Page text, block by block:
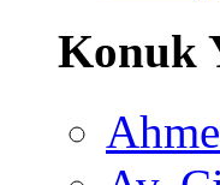
Konuk